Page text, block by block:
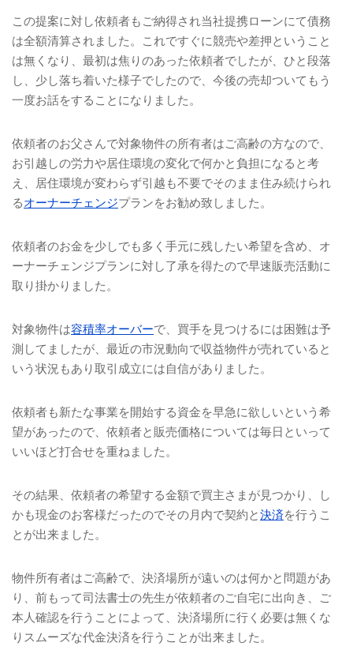
この提案に対し依頼者もご納得され当社提携ローンにて債務
は全額清算されました。これですぐに競売や差押ということ
は無くなり、最初は焦りのあった依頼者でしたが、ひと段落
し、少し落ち着いた様子でしたので、今後の売却ついてもう
一度お話をすることになりました。
依頼者のお父さんで対象物件の所有者はご高齢の方なので、
お引越しの労力や居住環境の変化で何かと負担になると考
え、居住環境が変わらず引越も不要でそのまま住み続けられ
るオーナーチェンジプランをお勧め致しました。
依頼者のお金を少しでも多く手元に残したい希望を含め、オ
ーナーチェンジプランに対し了承を得たので早速販売活動に
取り掛かりました。
対象物件は容積率オーバーで、買手を見つけるには困難は予
測してましたが、最近の市況動向で収益物件が売れていると
いう状況もあり取引成立には自信がありました。
依頼者も新たな事業を開始する資金を早急に欲しいという希
望があったので、依頼者と販売価格については毎日といって
いいほど打合せを重ねました。
その結果、依頼者の希望する金額で買主さまが見つかり、し
かも現金のお客様だったのでその月内で契約と決済を行うこ
とが出来ました。
物件所有者はご高齢で、決済場所が遠いのは何かと問題があ
り、前もって司法書士の先生が依頼者のご自宅に出向き、ご
本人確認を行うことによって、決済場所に行く必要は無くな
りスムーズな代金決済を行うことが出来ました。